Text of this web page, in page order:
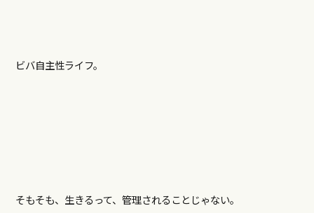
ビバ自主性ライフ。
そもそも、生きるって、管理されることじゃない。